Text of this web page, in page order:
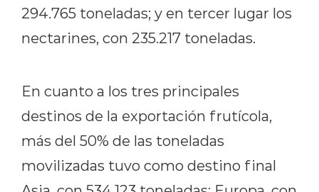
294.765 toneladas; y en tercer lugar los
nectarines, con 235.217 toneladas.
En cuanto a los tres principales
destinos de la exportación frutícola,
más del 50% de las toneladas
movilizadas tuvo como destino final